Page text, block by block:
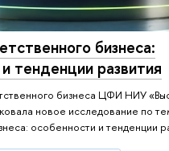
бизнеса:
тенденции развития
бизнеса ЦФИ НИУ
новое исследование по
особенности и тенденции